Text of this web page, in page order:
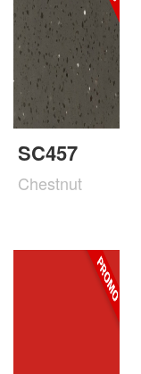
SC457
Chestnut